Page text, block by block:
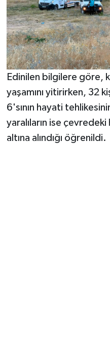
Edinilen bilgilere göre,
yaşamını yitirirken, 32
6'sının hayati
yaralıların ise
altına alındığı öğrenildi.